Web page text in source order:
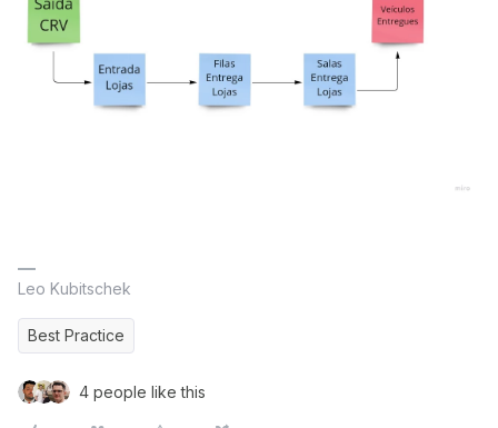
Leo Kubitschek
Best Practice
4 people like this